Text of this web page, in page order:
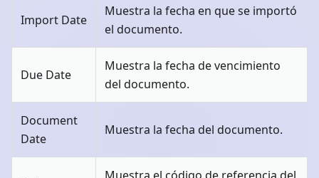
Import Date
Muestra la fecha en que se importó
el documento.
Due Date
Muestra la fecha de vencimiento
del documento.
Document
Date
Muestra la fecha del documento.